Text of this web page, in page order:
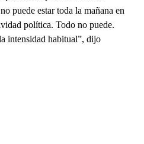
puede estar toda la mañana en
política. Todo no puede.
intensidad habitual”, dijo